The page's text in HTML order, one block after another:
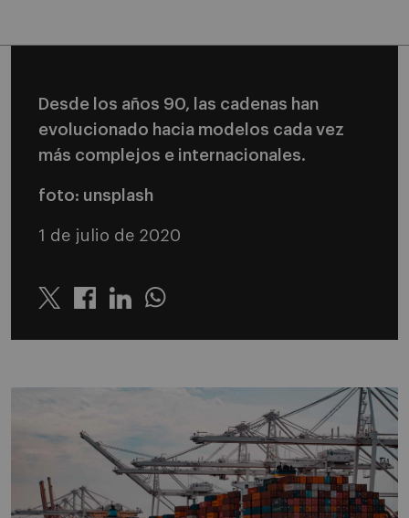
Desde los años 90, las cadenas han
evolucionado hacia modelos cada vez
más complejos e internacionales.
foto: unsplash
1 de julio de 2020
Twitter LinkedinWhatsapp